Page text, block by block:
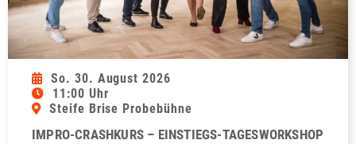
So. 30. August 2026
11:00 Uhr
Steife Brise Probebühne
IMPRO-CRASHKURS – EINSTIEGS-TAGESWORKSHOP